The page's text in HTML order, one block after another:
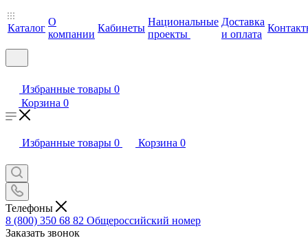
Каталог
О
компании
Кабинеты
Национальные
проекты
Доставка
и оплата
Избранные товары 0
Корзина 0
Избранные товары 0 Корзина 0
Телефоны
8 (800) 350 68 82 Общероссийский номер
Заказать звонок